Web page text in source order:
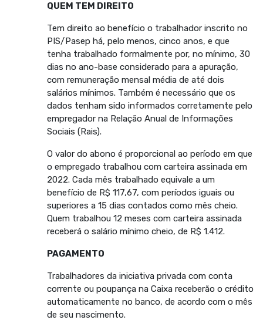
QUEM TEM DIREITO
Tem direito ao benefício o trabalhador inscrito no
PIS/Pasep há, pelo menos, cinco anos, e que
tenha trabalhado formalmente por, no mínimo, 30
dias no ano-base considerado para a apuração,
com remuneração mensal média de até dois
salários mínimos. Também é necessário que os
dados tenham sido informados corretamente pelo
empregador na Relação Anual de Informações
Sociais (Rais).
O valor do abono é proporcional ao período em que
o empregado trabalhou com carteira assinada em
2022. Cada mês trabalhado equivale a um
benefício de R$ 117,67, com períodos iguais ou
superiores a 15 dias contados como mês cheio.
Quem trabalhou 12 meses com carteira assinada
receberá o salário mínimo cheio, de R$ 1.412.
PAGAMENTO
Trabalhadores da iniciativa privada com conta
corrente ou poupança na Caixa receberão o crédito
automaticamente no banco, de acordo com o mês
de seu nascimento.